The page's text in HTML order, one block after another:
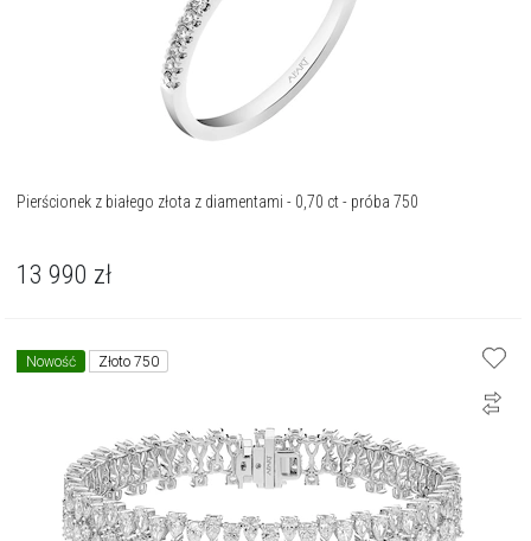
Pierścionek z białego złota z diamentami - 0,70 ct - próba 750
13 990 zł
Nowość Złoto 750